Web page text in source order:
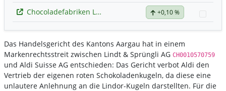
Chocoladefabriken Lindt & Spruengli
+0,10 %
Das Handelsgericht des Kantons Aargau hat in einem
Markenrechtsstreit zwischen Lindt & Sprüngli AG CH0010570759
und Aldi Suisse AG entschieden: Das Gericht verbot Aldi den
Vertrieb der eigenen roten Schokoladenkugeln, da diese eine
unlautere Anlehnung an die Lindor-Kugeln darstellten. Für die